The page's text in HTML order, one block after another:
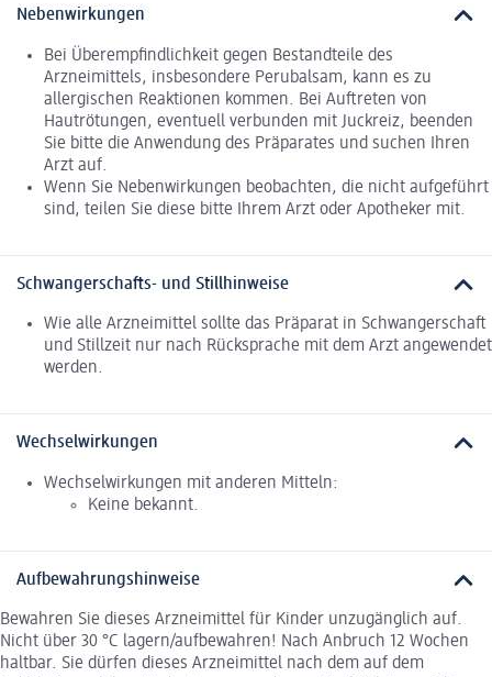
Nebenwirkungen
Bei Überempfindlichkeit gegen Bestandteile des
Arzneimittels, insbesondere Perubalsam, kann es zu
allergischen Reaktionen kommen. Bei Auftreten von
Hautrötungen, eventuell verbunden mit Juckreiz, beenden
Sie bitte die Anwendung des Präparates und suchen Ihren
Arzt auf.
Wenn Sie Nebenwirkungen beobachten, die nicht aufgeführt
sind, teilen Sie diese bitte Ihrem Arzt oder Apotheker mit.
Schwangerschafts- und Stillhinweise
Wie alle Arzneimittel sollte das Präparat in Schwangerschaft
und Stillzeit nur nach Rücksprache mit dem Arzt angewendet
werden.
Wechselwirkungen
Wechselwirkungen mit anderen Mitteln:
Keine bekannt.
Aufbewahrungshinweise
Bewahren Sie dieses Arzneimittel für Kinder unzugänglich auf.
Nicht über 30 °C lagern/aufbewahren! Nach Anbruch 12 Wochen
haltbar. Sie dürfen dieses Arzneimittel nach dem auf dem